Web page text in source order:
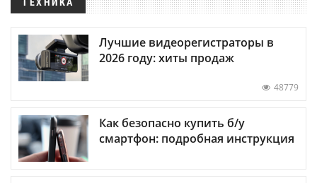
Лучшие видеорегистраторы в
2026 году: хиты продаж
48779
Как безопасно купить б/у
смартфон: подробная инструкция